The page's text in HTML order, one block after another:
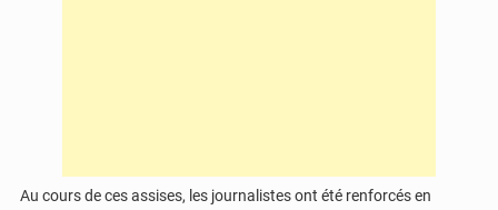
Au cours de ces assises, les journalistes ont été renforcés en